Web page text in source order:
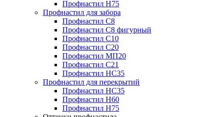
Профнастил Н75
Профнастил для забора
Профнастил С8
Профнастил С8 фигурный
Профнастил С10
Профнастил С20
Профнастил МП20
Профнастил С21
Профнастил НС35
Профнастил для перекрытий
Профнастил НС35
Профнастил Н60
Профнастил Н75